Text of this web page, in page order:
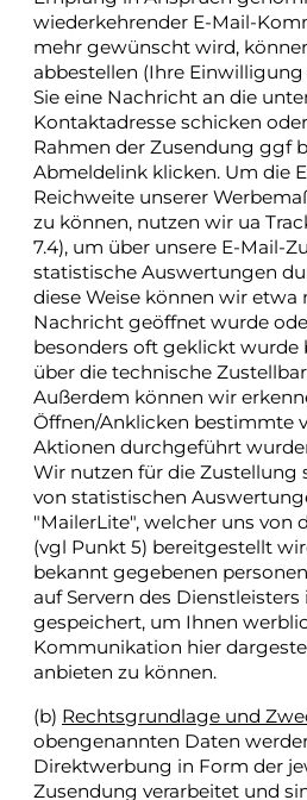
wiederkehrender E-Mail-
mehr gewünscht wird,
abbestellen (Ihre
Sie eine Nachricht an die
Kontaktadresse schicken
Rahmen der Zusendung ggf
Abmeldelink klicken. Um die
Reichweite unserer
zu können, nutzen wir ua
7.4), um über unsere E-Mail-
statistische Auswertungen
diese Weise können wir etwa
Nachricht geöffnet wurde
besonders oft geklickt wurde
über die technische
Außerdem können wir
Öffnen/Anklicken bestimmte
Aktionen durchgeführt
Wir nutzen für die Zustellung
von statistischen
"MailerLite", welcher uns von
(vgl Punkt 5) bereitgestellt
bekannt gegebenen
auf Servern des Dienstleisters
gespeichert, um Ihnen
Kommunikation hier
anbieten zu können.
(b) Rechtsgrundlage und
obengenannten Daten
Direktwerbung in Form der
Zusendung verarbeitet und